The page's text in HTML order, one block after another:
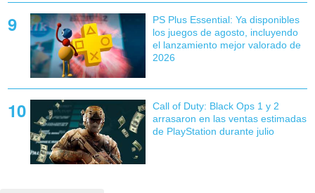
PS Plus Essential: Ya disponibles
los juegos de agosto, incluyendo
el lanzamiento mejor valorado de
2026
Call of Duty: Black Ops 1 y 2
arrasaron en las ventas estimadas
de PlayStation durante julio